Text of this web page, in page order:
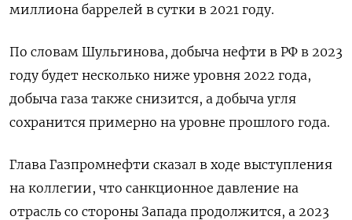
миллиона баррелей в сутки в 2021 году.
По словам Шульгинова, добыча нефти в РФ в 2023
году будет несколько ниже уровня 2022 года,
добыча газа также снизится, а добыча угля
сохранится примерно на уровне прошлого года.
Глава Газпромнефти сказал в ходе выступления
на коллегии, что санкционное давление на
отрасль со стороны Запада продолжится, а 2023